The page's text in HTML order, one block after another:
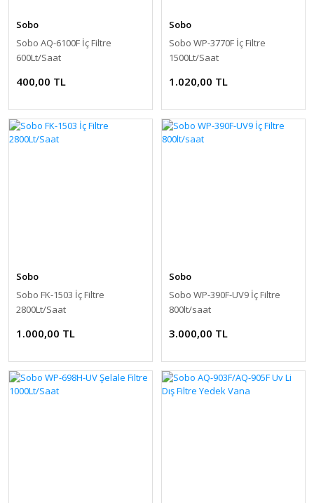
Sobo
Sobo AQ-6100F İç Filtre
600Lt/Saat
400,00 TL
Sobo
Sobo WP-3770F İç Filtre
1500Lt/Saat
1.020,00 TL
Sobo
Sobo FK-1503 İç Filtre
2800Lt/Saat
1.000,00 TL
Sobo
Sobo WP-390F-UV9 İç Filtre
800lt/saat
3.000,00 TL